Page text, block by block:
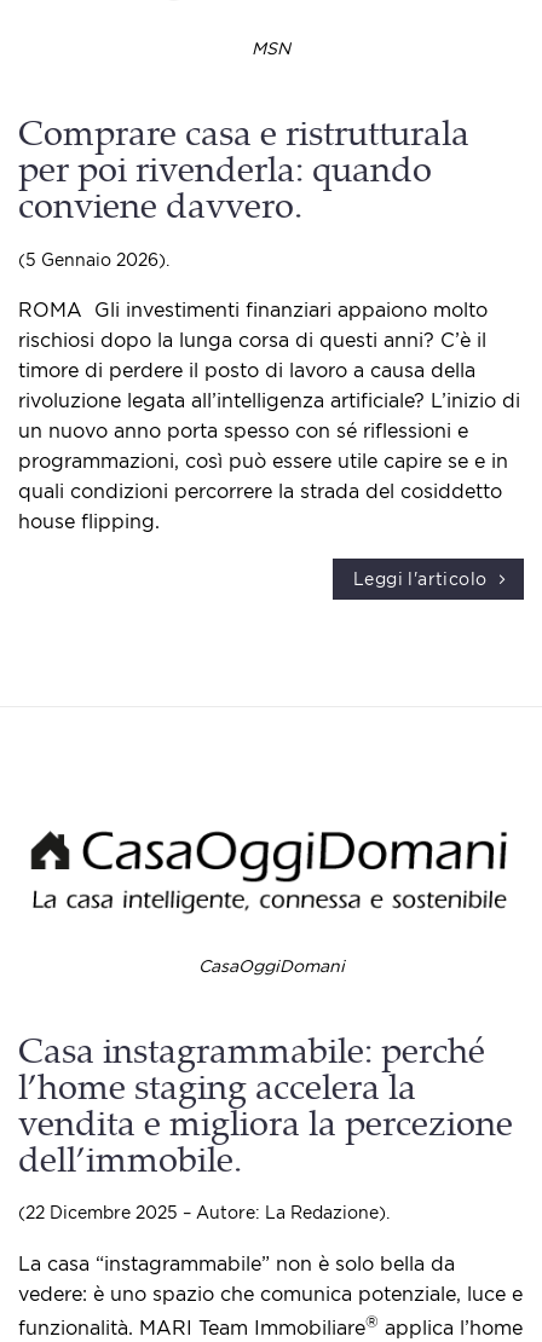
MSN
Comprare casa e ristrutturala
per poi rivenderla: quando
conviene davvero.
(5 Gennaio 2026).
ROMA ​ Gli investimenti finanziari appaiono molto
rischiosi dopo la lunga corsa di questi anni? C’è il
timore di perdere il posto di lavoro a causa della
rivoluzione legata all’intelligenza artificiale? L’inizio di
un nuovo anno porta spesso con sé riflessioni e
programmazioni, così può essere utile capire se e in
quali condizioni percorrere la strada del cosiddetto ​
house flipping​.
Leggi l'articolo
CasaOggiDomani
Casa instagrammabile: perché
l’home staging accelera la
vendita e migliora la percezione
dell’immobile.
(22 Dicembre 2025 – Autore: La Redazione).
La casa “instagrammabile” non è solo bella da
vedere: è uno spazio che comunica potenziale, luce e
funzionalità. MARI Team Immobiliare® applica l’home